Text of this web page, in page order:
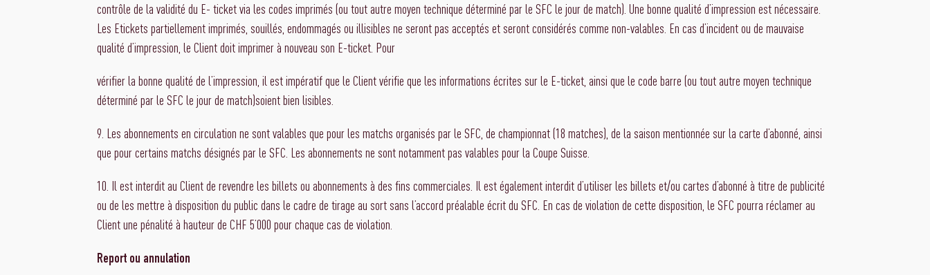
contrôle de la validité du E- ticket via les codes imprimés (ou tout autre moyen technique déterminé par le SFC le jour de match). Une bonne qualité d’impression est nécessaire.
Les Etickets partiellement imprimés, souillés, endommagés ou illisibles ne seront pas acceptés et seront considérés comme non-valables. En cas d’incident ou de mauvaise
qualité d’impression, le Client doit imprimer à nouveau son E-ticket. Pour
vérifier la bonne qualité de l’impression, il est impératif que le Client vérifie que les informations écrites sur le E-ticket, ainsi que le code barre (ou tout autre moyen technique
déterminé par le SFC le jour de match)soient bien lisibles.
9. Les abonnements en circulation ne sont valables que pour les matchs organisés par le SFC, de championnat (18 matches), de la saison mentionnée sur la carte d’abonné, ainsi
que pour certains matchs désignés par le SFC. Les abonnements ne sont notamment pas valables pour la Coupe Suisse.
10. Il est interdit au Client de revendre les billets ou abonnements à des fins commerciales. Il est également interdit d’utiliser les billets et/ou cartes d’abonné à titre de publicité
ou de les mettre à disposition du public dans le cadre de tirage au sort sans l’accord préalable écrit du SFC. En cas de violation de cette disposition, le SFC pourra réclamer au
Client une pénalité à hauteur de CHF 5’000 pour chaque cas de violation.
Report ou annulation